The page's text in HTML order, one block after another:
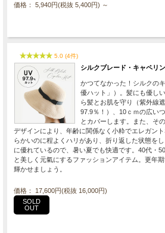
価格： 5,940円(税抜 5,400円) ～
5.0 (4件)
シルクブレード・キャペリ
かつてなかった！シルクの
優ハット」）。髪にも優し
ら髪とお肌を守り（紫外線
97.9％！）、10ｃｍの広い
とカバーします。また、そ
デザインにより、年齢に関係なく小粋でエレガン
らかいのに程よくハリがあり、折り返した状態を
に優れているので、暑い夏でも快適です。40代・
と美しく元氣にするファッションアイテム。更年
輝かせましょう。
価格： 17,600円(税抜 16,000円)
SOLD
OUT